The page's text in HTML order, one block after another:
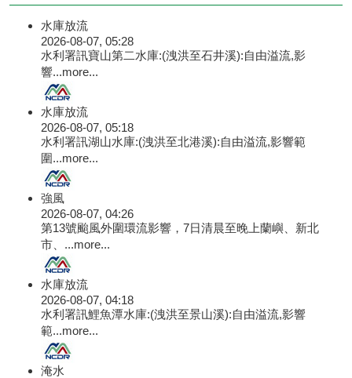
水庫放流
2026-08-07, 05:28
水利署訊寶山第二水庫:(洩洪至石井溪):自由溢流,影
響...more...
水庫放流
2026-08-07, 05:18
水利署訊湖山水庫:(洩洪至北港溪):自由溢流,影響範
圍...more...
強風
2026-08-07, 04:26
第13號颱風外圍環流影響，7日清晨至晚上蘭嶼、新北
市、...more...
水庫放流
2026-08-07, 04:18
水利署訊鯉魚潭水庫:(洩洪至景山溪):自由溢流,影響
範...more...
淹水